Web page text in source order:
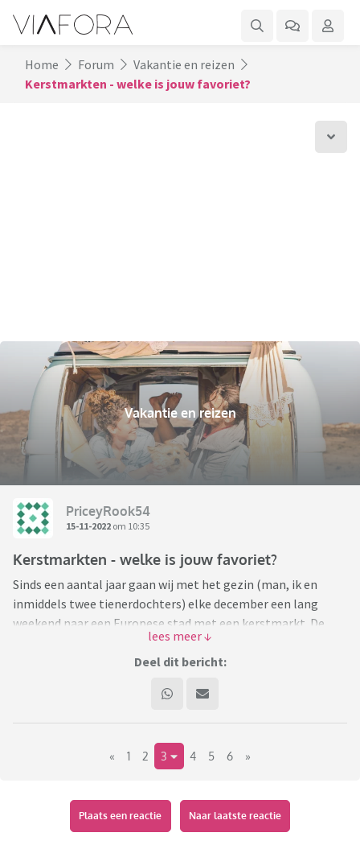
Home Forum
Vakantie en reizen
Kerstmarkten - welke is jouw favoriet?
Vakantie en reizen
PriceyRook54
15-11-2022 om 10:35
Kerstmarkten - welke is jouw favoriet?
Sinds een aantal jaar gaan wij met het gezin (man, ik en
inmiddels twee tienerdochters) elke december een lang
weekend naar een Europese stad met een kerstmarkt. De
afgelopen twee jaar is dat wegens Covid niet gelukt, maar
binnenkort mogen we weer
Frankfurt was een onverwachte favoriet, geweldige sfeer. We
zijn ook naar Bratislava geweest, Krakow en London (maar
die laatste was voornamelijk voor familiebezoek, de markt
zelf in Hyde Park vond ik niet geweldig).
Over drie weken gaan we naar Polen (Wroclaw), erg veel zin
in, de kerstmarkt schijnt geweldig te zijn daar. Ons hotel zit
op loopafstand en is ook nog eens spotgoedkoop.
Deel dit bericht:
« 1 2 3 4 5 6 »
Plaats een reactie Naar laatste reactie